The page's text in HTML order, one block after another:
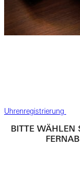
Uhrenregistrierung
BITTE WÄHLEN